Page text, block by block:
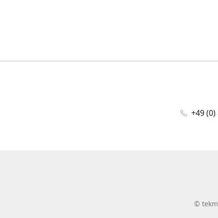
+49 (0)
©